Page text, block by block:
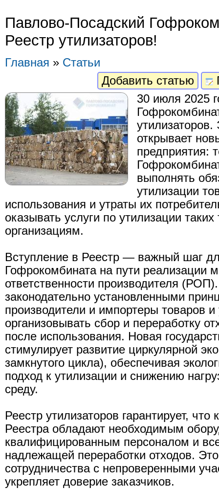
Павлово-Посадский
Реестр утилизаторов!
Главная » Статьи
Добавить статью
30 июля 2025
открывает
предприятия:
выполнять
утилизации
использования и утраты их
оказывать услуги по утилизации
организациям.
Вступление в Реестр — важный шаг
Гофрокомбината на пути реализации
ответственности производителя
законодательно установленными
производители и импортеры товаров
организовывать сбор и переработку
после использования. Новая
стимулирует развитие циркулярной
замкнутого цикла), обеспечивая
подход к утилизации и снижению
среду.
Реестр утилизаторов гарантирует, что
Реестра обладают необходимым
квалифицированным персоналом и
надлежащей переработки отходов.
сотрудничества с непроверенными
укрепляет доверие заказчиков.